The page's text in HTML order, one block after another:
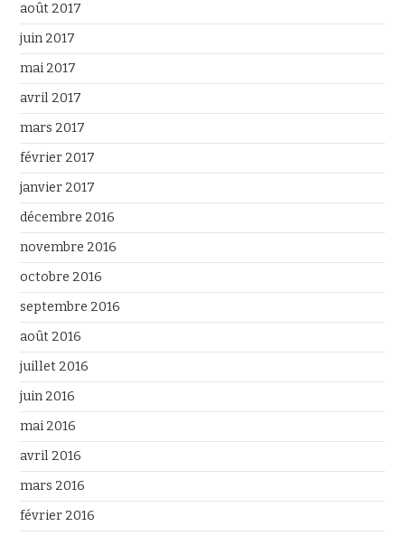
août 2017
juin 2017
mai 2017
avril 2017
mars 2017
février 2017
janvier 2017
décembre 2016
novembre 2016
octobre 2016
septembre 2016
août 2016
juillet 2016
juin 2016
mai 2016
avril 2016
mars 2016
février 2016